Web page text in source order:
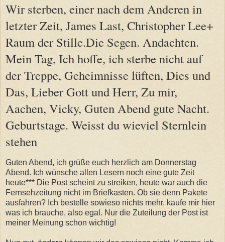
Wir sterben, einer nach dem Anderen in
letzter Zeit, James Last, Christopher Lee+
Raum der Stille.Die Segen. Andachten.
Mein Tag, Ich hoffe, ich sterbe nicht auf
der Treppe, Geheimnisse lüften, Dies und
Das, Lieber Gott und Herr, Zu mir,
Aachen, Vicky, Guten Abend gute Nacht.
Geburtstage. Weisst du wieviel Sternlein
stehen
Guten Abend, ich grüße euch herzlich am Donnerstag
Abend. Ich wünsche allen Lesern noch eine gute Zeit
heute*** Die Post scheint zu streiken, heute war auch die
Fernsehzeitung nicht im Briefkasten. Ob sie denn Pakete
ausfahren? Ich bestelle sowieso nichts mehr, kaufe mir hier
was ich brauche, also egal. Nur die Zuteilung der Post ist
meiner Meinung schon wichtig!